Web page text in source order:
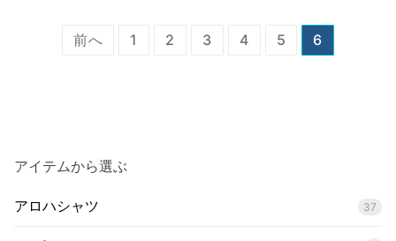
ゲ
シ
前へ 1 2 3 4 5 6
アイテムから選ぶ
アロハシャツ 37